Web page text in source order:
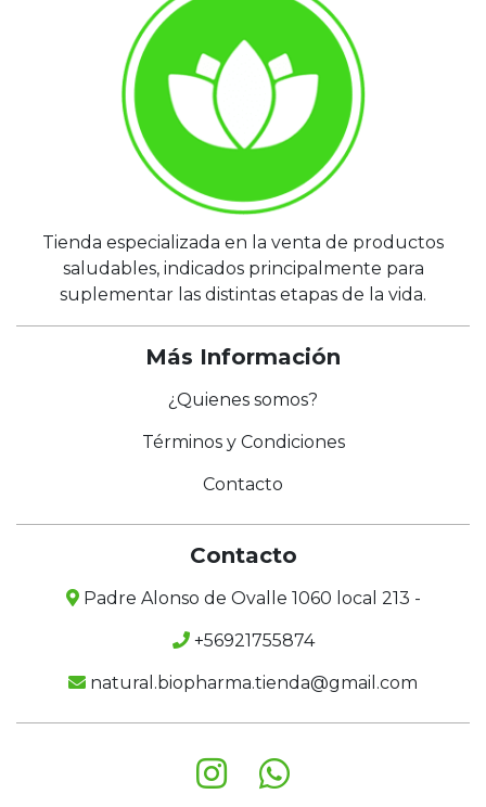
Tienda especializada en la venta de productos
saludables, indicados principalmente para
suplementar las distintas etapas de la vida.
Más Información
¿Quienes somos?
Términos y Condiciones
Contacto
Contacto
Padre Alonso de Ovalle 1060 local 213 -
+56921755874
natural.biopharma.tienda@gmail.com